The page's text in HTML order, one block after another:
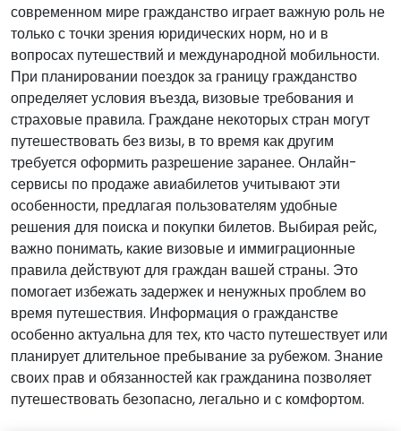
современном мире гражданство играет важную роль не
только с точки зрения юридических норм, но и в
вопросах путешествий и международной мобильности.
При планировании поездок за границу гражданство
определяет условия въезда, визовые требования и
страховые правила. Граждане некоторых стран могут
путешествовать без визы, в то время как другим
требуется оформить разрешение заранее. Онлайн-
сервисы по продаже авиабилетов учитывают эти
особенности, предлагая пользователям удобные
решения для поиска и покупки билетов. Выбирая рейс,
важно понимать, какие визовые и иммиграционные
правила действуют для граждан вашей страны. Это
помогает избежать задержек и ненужных проблем во
время путешествия. Информация о гражданстве
особенно актуальна для тех, кто часто путешествует или
планирует длительное пребывание за рубежом. Знание
своих прав и обязанностей как гражданина позволяет
путешествовать безопасно, легально и с комфортом.